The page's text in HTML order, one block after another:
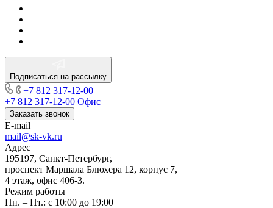
Подписаться на рассылку
+7 812 317-12-00
+7 812 317-12-00 Офис
Заказать звонок
E-mail
mail@sk-vk.ru
Адрес
195197, Санкт-Петербург,
проспект Маршала Блюхера 12, корпус 7,
4 этаж, офис 406-3.
Режим работы
Пн. – Пт.: с 10:00 до 19:00